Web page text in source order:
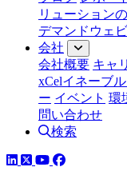
リューション
デマンドウェ
会社
会社概要 キャ
xCelイネーブ
ー イベント 環
問い合わせ
検索
LinkedIn
ツイッター
YouTube
Facebook